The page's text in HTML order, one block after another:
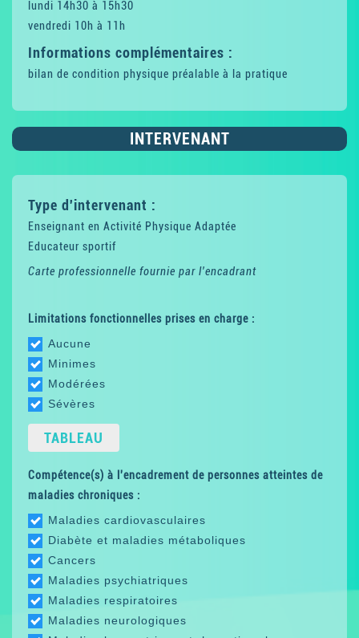
lundi 14h30 à 15h30
vendredi 10h à 11h
Informations complémentaires :
bilan de condition physique préalable à la pratique
INTERVENANT
Type d'intervenant :
Enseignant en Activité Physique Adaptée
Educateur sportif
Carte professionnelle fournie par l'encadrant
Limitations fonctionnelles prises en charge :
Aucune
Minimes
Modérées
Sévères
TABLEAU
Compétence(s) à l'encadrement de personnes atteintes de
maladies chroniques :
Maladies cardiovasculaires
Diabète et maladies métaboliques
Cancers
Maladies psychiatriques
Maladies respiratoires
Maladies neurologiques